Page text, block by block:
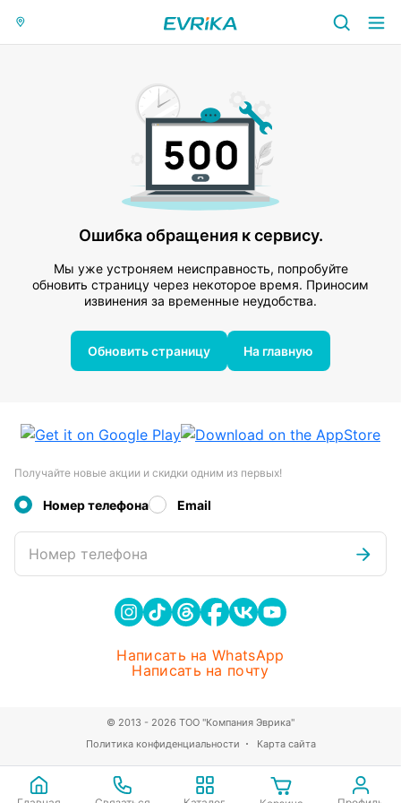
Ошибка обращения к сервису.
Мы уже устроняем неисправность, попробуйте
обновить страницу через некоторое время. Приносим
извинения за временные неудобства.
Обновить страницу На главную
Получайте новые акции и скидки одним из первых!
Номер телефона Email
Номер телефона
Написать на WhatsApp
Написать на почту
Политика конфиденциальности Карта сайта
© 2013 - 2026 ТОО "Компания Эврика"